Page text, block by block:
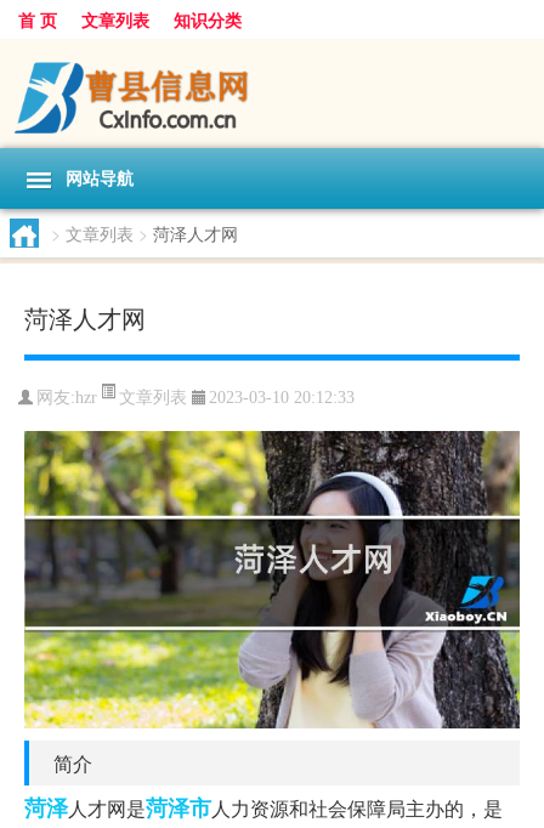
首 页 文章列表 知识分类
网站导航
> 文章列表 > 菏泽人才网
菏泽人才网
网友:hzr 文章列表 2023-03-10 20:12:33
简介
菏泽人才网是菏泽市人力资源和社会保障局主办的，是